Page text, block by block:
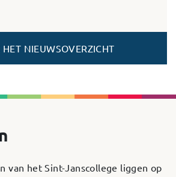
HET NIEUWSOVERZICHT
van het Sint-Janscollege liggen op